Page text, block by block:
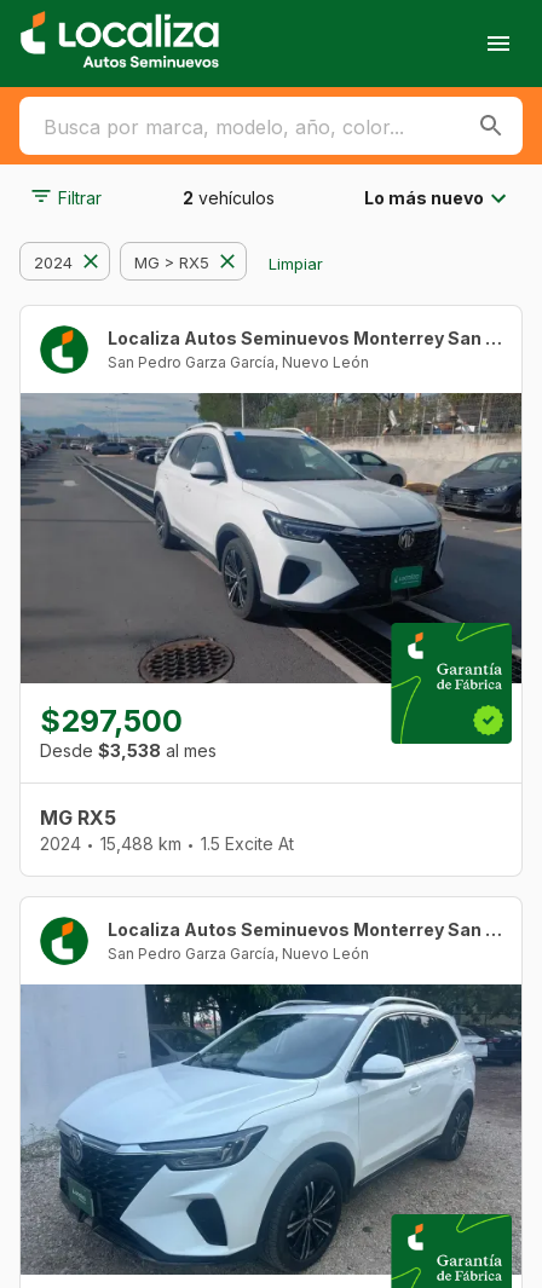
Filtrar 2 vehículos Lo más nuevo
2024 MG > RX5 Limpiar
Localiza Autos Seminuevos Monterrey San Agustín
San Pedro Garza García, Nuevo León
$297,500
Desde $3,538 al mes
MG RX5
2024 • 15,488 km • 1.5 Excite At
Localiza Autos Seminuevos Monterrey San Agustín
San Pedro Garza García, Nuevo León